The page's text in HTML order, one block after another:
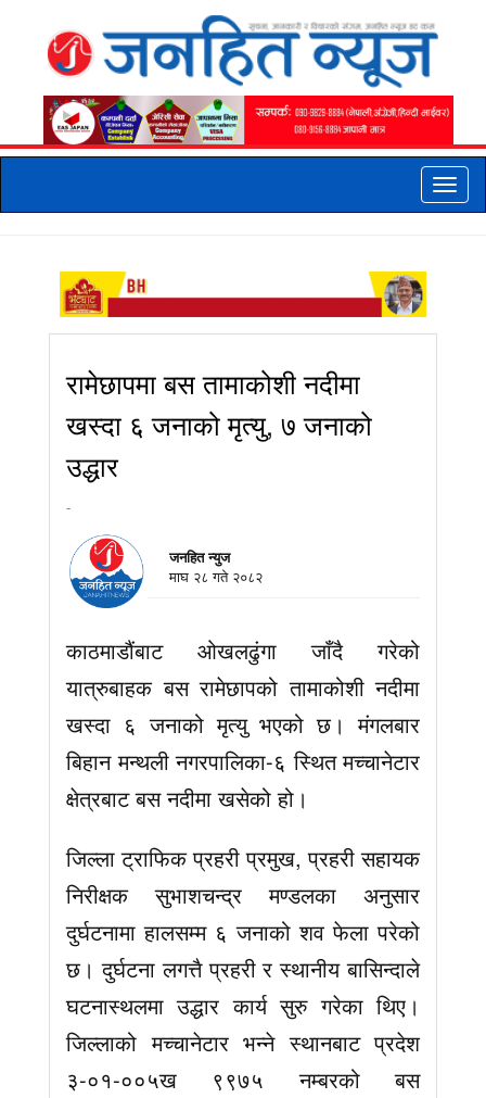
Toggle
रामेछापमा बस तामाकोशी नदीमा
खस्दा ६ जनाको मृत्यु, ७ जनाको
उद्धार
-
जनहित न्युज
माघ २८ गते २०८२
काठमाडौंबाट ओखलढुंगा जाँदै गरेको
यात्रुबाहक बस रामेछापको तामाकोशी नदीमा
खस्दा ६ जनाको मृत्यु भएको छ। मंगलबार
बिहान मन्थली नगरपालिका-६ स्थित मच्चानेटार
क्षेत्रबाट बस नदीमा खसेको हो।
जिल्ला ट्राफिक प्रहरी प्रमुख, प्रहरी सहायक
निरीक्षक सुभाशचन्द्र मण्डलका अनुसार
दुर्घटनामा हालसम्म ६ जनाको शव फेला परेको
छ। दुर्घटना लगत्तै प्रहरी र स्थानीय बासिन्दाले
घटनास्थलमा उद्धार कार्य सुरु गरेका थिए।
जिल्लाको मच्चानेटार भन्ने स्थानबाट प्रदेश
३-०१-००५ख ९९७५ नम्बरको बस